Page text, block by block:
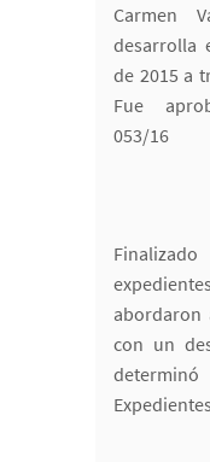
Carmen
desarrolla
de 2015 a
Fue
053/16
abordaron
con un